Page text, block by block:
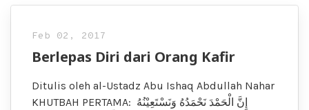
Feb 02, 2017
Berlepas Diri dari Orang Kafir
Ditulis oleh al-Ustadz Abu Ishaq Abdullah Nahar
KHUTBAH PERTAMA: إِنَّ الْحَمْدَ نَحْمَدُهُ وَنَسْتَعِيْنُهُ